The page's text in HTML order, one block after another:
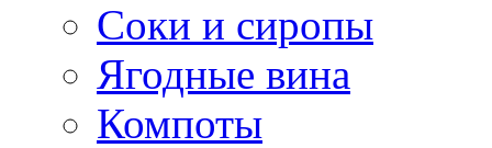
Соки и сиропы
Ягодные вина
Компоты